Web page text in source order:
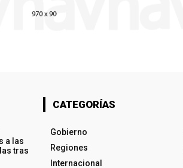
a las
tras
CATEGORÍAS
Gobierno
Regiones
Internacional